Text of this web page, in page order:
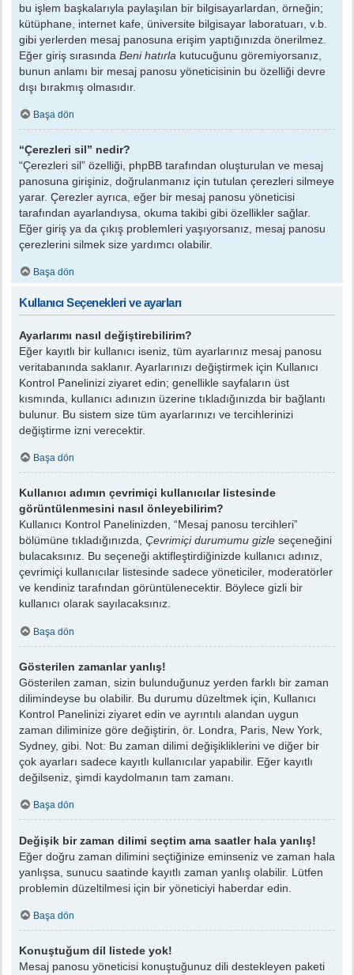
bu işlem başkalarıyla paylaşılan bir bilgisayarlardan, örneğin;
kütüphane, internet kafe, üniversite bilgisayar laboratuarı, v.b.
gibi yerlerden mesaj panosuna erişim yaptığınızda önerilmez.
Eğer giriş sırasında Beni hatırla kutucuğunu göremiyorsanız,
bunun anlamı bir mesaj panosu yöneticisinin bu özelliği devre
dışı bırakmış olmasıdır.
Başa dön
“Çerezleri sil” nedir?
“Çerezleri sil” özelliği, phpBB tarafından oluşturulan ve mesaj
panosuna girişiniz, doğrulanmanız için tutulan çerezleri silmeye
yarar. Çerezler ayrıca, eğer bir mesaj panosu yöneticisi
tarafından ayarlandıysa, okuma takibi gibi özellikler sağlar.
Eğer giriş ya da çıkış problemleri yaşıyorsanız, mesaj panosu
çerezlerini silmek size yardımcı olabilir.
Başa dön
Kullanıcı Seçenekleri ve ayarları
Ayarlarımı nasıl değiştirebilirim?
Eğer kayıtlı bir kullanıcı iseniz, tüm ayarlarınız mesaj panosu
veritabanında saklanır. Ayarlarınızı değiştirmek için Kullanıcı
Kontrol Panelinizi ziyaret edin; genellikle sayfaların üst
kısmında, kullanıcı adınızın üzerine tıkladığınızda bir bağlantı
bulunur. Bu sistem size tüm ayarlarınızı ve tercihlerinizi
değiştirme izni verecektir.
Başa dön
Kullanıcı adımın çevrimiçi kullanıcılar listesinde
görüntülenmesini nasıl önleyebilirim?
Kullanıcı Kontrol Panelinizden, “Mesaj panosu tercihleri”
bölümüne tıkladığınızda, Çevrimiçi durumumu gizle seçeneğini
bulacaksınız. Bu seçeneği aktifleştirdiğinizde kullanıcı adınız,
çevrimiçi kullanıcılar listesinde sadece yöneticiler, moderatörler
ve kendiniz tarafından görüntülenecektir. Böylece gizli bir
kullanıcı olarak sayılacaksınız.
Başa dön
Gösterilen zamanlar yanlış!
Gösterilen zaman, sizin bulunduğunuz yerden farklı bir zaman
dilimindeyse bu olabilir. Bu durumu düzeltmek için, Kullanıcı
Kontrol Panelinizi ziyaret edin ve ayrıntılı alandan uygun
zaman diliminize göre değiştirin, ör. Londra, Paris, New York,
Sydney, gibi. Not: Bu zaman dilimi değişikliklerini ve diğer bir
çok ayarları sadece kayıtlı kullanıcılar yapabilir. Eğer kayıtlı
değilseniz, şimdi kaydolmanın tam zamanı.
Başa dön
Değişik bir zaman dilimi seçtim ama saatler hala yanlış!
Eğer doğru zaman dilimini seçtiğinize eminseniz ve zaman hala
yanlışsa, sunucu saatinde kayıtlı zaman yanlış olabilir. Lütfen
problemin düzeltilmesi için bir yöneticiyi haberdar edin.
Başa dön
Konuştuğum dil listede yok!
Mesaj panosu yöneticisi konuştuğunuz dili destekleyen paketi